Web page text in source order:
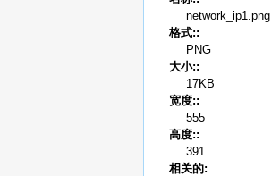
network_ip1.png
格式::
PNG
大小::
17KB
宽度::
555
高度::
391
相关的: